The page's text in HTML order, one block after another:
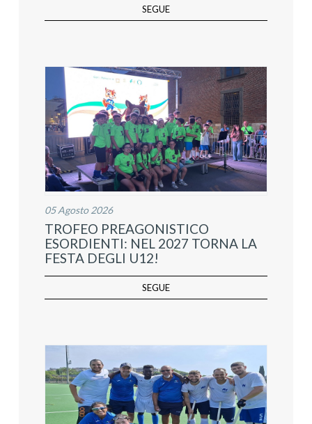
SEGUE
05 Agosto 2026
TROFEO PREAGONISTICO
ESORDIENTI: NEL 2027 TORNA LA
FESTA DEGLI U12!
SEGUE